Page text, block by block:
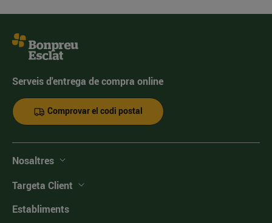
Serveis d'entrega de compra online
Comprovar el codi postal
Nosaltres
Targeta Client
Establiments